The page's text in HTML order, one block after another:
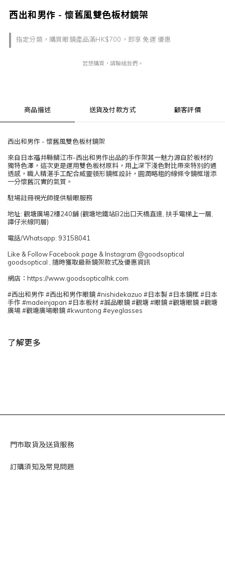
西出和男作 - 懷舊風雙色板材鏡架
指定分類，購買眼鏡產品滿HK$700，即享 免運 優惠
若想購買，請聯絡我們。
商品描述 送貨及付款方式 顧客評價
西出和男作 - 懷舊風雙色板材鏡架
來自日本福井縣鯖江市-西出和男作出品的手作架其一魅力源自於板材的
獨特色澤，這次更是運用雙色板材原料，用上深下淺色對比帶來特別的通
透感，職人精湛手工配合威靈頓形鏡框設計，圓潤略粗的線條令鏡框增添
一分懷舊沉實的氣質。
駐場註冊視光師提供驗眼服務
地址: 觀塘廣場2樓240舖 (觀塘地鐵站B2出口天橋直達, 扶手電梯上一層,
譚仔米線同層)
電話/Whatsapp: 93158041
Like & Follow Facebook page & Instagram @goodsoptical
goodsoptical , 隨時獲取最新鏡架款式及優惠資訊
網店：https://www.goodsopticalhk.com
#西出和男作 #西出和男作眼鏡 #nishidekazuo #日本製 #日本鏡框 #日本
手作 #madeinjapan #日本板材 #誠品眼鏡 #觀塘 #眼鏡 #觀塘眼鏡 #觀塘
廣場 #觀塘廣場眼鏡 #kwuntong #eyeglasses
了解更多
門市取貨及送貨服務
訂購須知及常見問題